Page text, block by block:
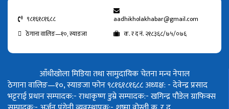
९८१६१८१६८८
aadhikholakhabar@gmail.com
ठेगाना वालिङ—१०, स्याङजा
क. र द नं. २१८३६८/७५/०७६
आँधीखोला मिडिया तथा सामुदायिक चेतना मन्च नेपाल
ठेगाना वालिङ—१०, स्याङजा फोन ९८१६१८१६८८अध्यक्ष: - देवेन्द्र प्रसाद
भट्टराईप्रधान सम्पादक:- राधाकृष्ण डुम्रेसम्पादक:- खगिन्द्र पौडेलग्राफिक्स